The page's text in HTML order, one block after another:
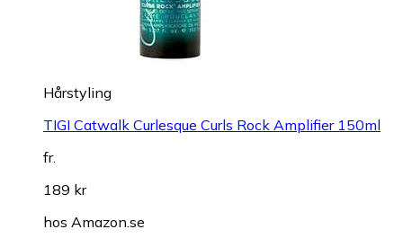
Hårstyling
TIGI Catwalk Curlesque Curls Rock Amplifier 150ml
fr.
189 kr
hos Amazon.se